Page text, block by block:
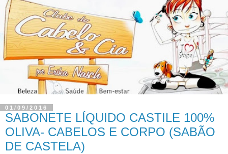
01/09/2016
SABONETE LÍQUIDO CASTILE 100%
OLIVA- CABELOS E CORPO (SABÃO
DE CASTELA)